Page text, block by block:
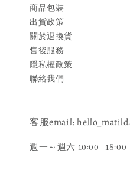
商品包裝
出貨政策
關於退換貨
售後服務
隱私權政策
聯絡我們
客服email:
週一～週六 10:00–18:00